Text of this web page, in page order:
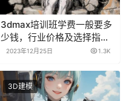
3dmax培训班学费一般要多
少钱，行业价格及选择指南
奉上！
2023年12月25日 1.3K
3D建模